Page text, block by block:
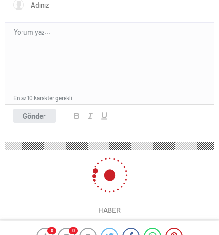
0 0
Gönder
En az 10 karakter gerekli
HABER